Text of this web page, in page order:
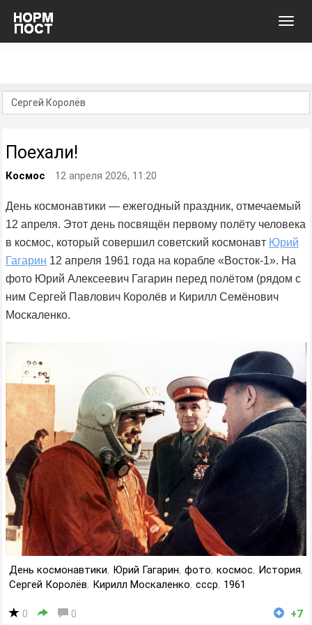
Поехали!
Космос 12 апреля 2026, 11:20
День космонавтики — ежегодный праздник, отмечаемый
12 апреля. Этот день посвящён первому полёту человека
в космос, который совершил советский космонавт Юрий
Гагарин 12 апреля 1961 года на корабле «Восток-1». На
фото Юрий Алексеевич Гагарин перед полётом (рядом с
ним Сергей Павлович Королёв и Кирилл Семёнович
Москаленко.
День космонавтики, Юрий Гагарин, фото, космос, История,
Сергей Королёв, Кирилл Москаленко, ссср, 1961
0 0 +7